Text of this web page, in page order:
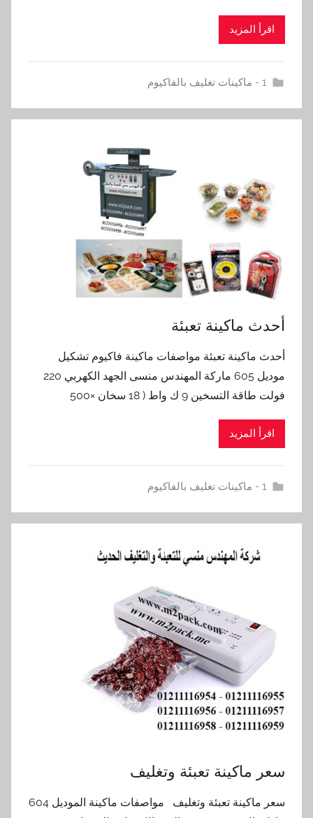
اقرأ المزيد
1 - ماكينات تغليف بالفاكيوم
أحدث ماكينة تعبئة
أحدث ماكينة تعبئة مواصفات ماكينة فاكيوم تشكيل
موديل 605 ماركة المهندس منسى الجهد الكهربي 220
فولت طاقة التسخين 9 ك واط ( 18 سخان ×500
اقرأ المزيد
1 - ماكينات تغليف بالفاكيوم
سعر ماكينة تعبئة وتغليف
سعر ماكينة تعبئة وتغليف مواصفات ماكينة الموديل 604